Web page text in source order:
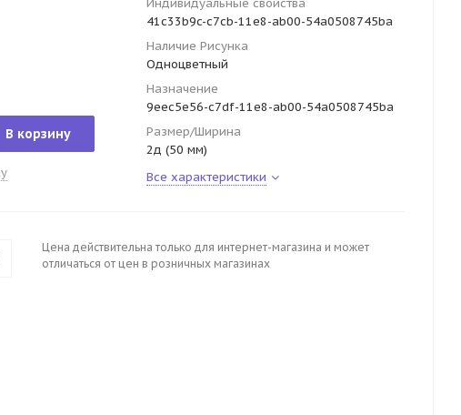
В корзину
Индивидуальные свойства
41c33b9c-c7cb-11e8-ab00-54a0508745ba
Наличие Рисунка
Одноцветный
Назначение
9eec5e56-c7df-11e8-ab00-54a0508745ba
Размер/Ширина
2д (50 мм)
Все характеристики
Цена действительна только для интернет-магазина и может
отличаться от цен в розничных магазинах